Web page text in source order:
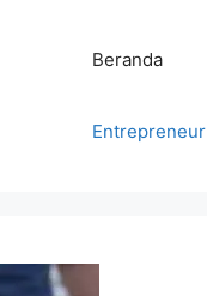
Beranda
Entrepreneur